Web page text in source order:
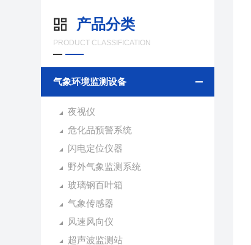
产品分类
PRODUCT CLASSIFICATION
气象环境监测设备
夜视仪
危化品预警系统
闪电定位仪器
野外气象监测系统
玻璃钢百叶箱
气象传感器
风速风向仪
超声波监测站